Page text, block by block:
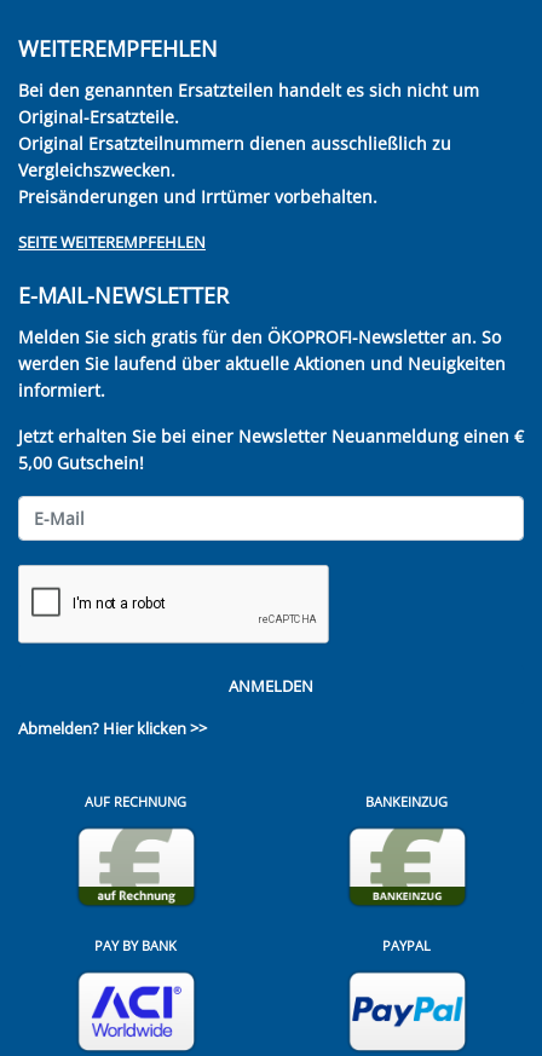
WEITEREMPFEHLEN
Bei den genannten Ersatzteilen handelt es sich nicht um
Original-Ersatzteile.
Original Ersatzteilnummern dienen ausschließlich zu
Vergleichszwecken.
Preisänderungen und Irrtümer vorbehalten.
SEITE WEITEREMPFEHLEN
E-MAIL-NEWSLETTER
Melden Sie sich gratis für den ÖKOPROFI-Newsletter an. So
werden Sie laufend über aktuelle Aktionen und Neuigkeiten
informiert.
Jetzt erhalten Sie bei einer Newsletter Neuanmeldung einen €
5,00 Gutschein!
ANMELDEN
Abmelden? Hier klicken >>
AUF RECHNUNG BANKEINZUG
PAY BY BANK PAYPAL